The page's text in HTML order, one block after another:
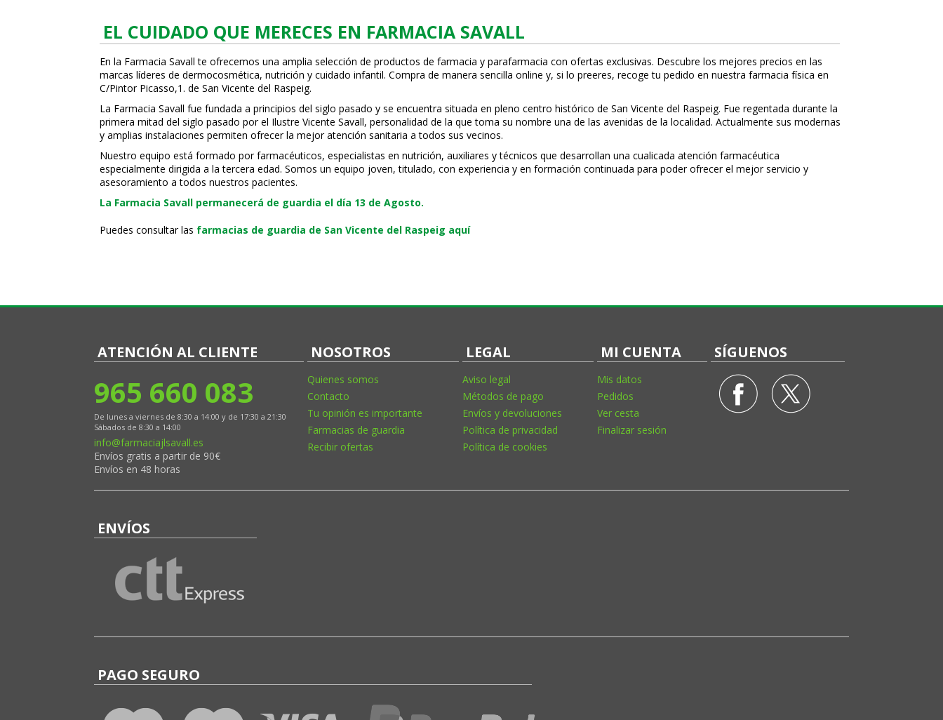
EL CUIDADO QUE MERECES EN FARMACIA SAVALL
En la Farmacia Savall te ofrecemos una amplia selección de productos de farmacia y parafarmacia con ofertas exclusivas. Descubre los mejores precios en las
marcas líderes de dermocosmética, nutrición y cuidado infantil. Compra de manera sencilla online y, si lo prefieres, recoge tu pedido en nuestra farmacia física en
C/Pintor Picasso,1. de San Vicente del Raspeig.
La Farmacia Savall fue fundada a principios del siglo pasado y se encuentra situada en pleno centro histórico de San Vicente del Raspeig. Fue regentada durante la
primera mitad del siglo pasado por el Ilustre Vicente Savall, personalidad de la que toma su nombre una de las avenidas de la localidad. Actualmente sus modernas
y amplias instalaciones permiten ofrecer la mejor atención sanitaria a todos sus vecinos.
Nuestro equipo está formado por farmacéuticos, especialistas en nutrición, auxiliares y técnicos que desarrollan una cualificada atención farmacéutica
especialmente dirigida a la tercera edad. Somos un equipo joven, titulado, con experiencia y en formación continuada para poder ofrecer el mejor servicio y
asesoramiento a todos nuestros pacientes.
La Farmacia Savall permanecerá de guardia el día 13 de Agosto.
Puedes consultar las farmacias de guardia de San Vicente del Raspeig aquí
ATENCIÓN AL CLIENTE
965 660 083
De lunes a viernes de 8:30 a 14:00 y de 17:30 a 21:30
Sábados de 8:30 a 14:00
info@farmaciajlsavall.es
Envíos gratis a partir de 90€
Envíos en 48 horas
NOSOTROS
Quienes somos
Contacto
Tu opinión es importante
Farmacias de guardia
Recibir ofertas
LEGAL
Aviso legal
Métodos de pago
Envíos y devoluciones
Política de privacidad
Política de cookies
MI CUENTA
Mis datos
Pedidos
Ver cesta
Finalizar sesión
SÍGUENOS
ENVÍOS
PAGO SEGURO